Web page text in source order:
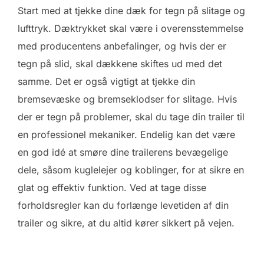
Start med at tjekke dine dæk for tegn på slitage og
lufttryk. Dæktrykket skal være i overensstemmelse
med producentens anbefalinger, og hvis der er
tegn på slid, skal dækkene skiftes ud med det
samme. Det er også vigtigt at tjekke din
bremsevæske og bremseklodser for slitage. Hvis
der er tegn på problemer, skal du tage din trailer til
en professionel mekaniker. Endelig kan det være
en god idé at smøre dine trailerens bevægelige
dele, såsom kuglelejer og koblinger, for at sikre en
glat og effektiv funktion. Ved at tage disse
forholdsregler kan du forlænge levetiden af din
trailer og sikre, at du altid kører sikkert på vejen.